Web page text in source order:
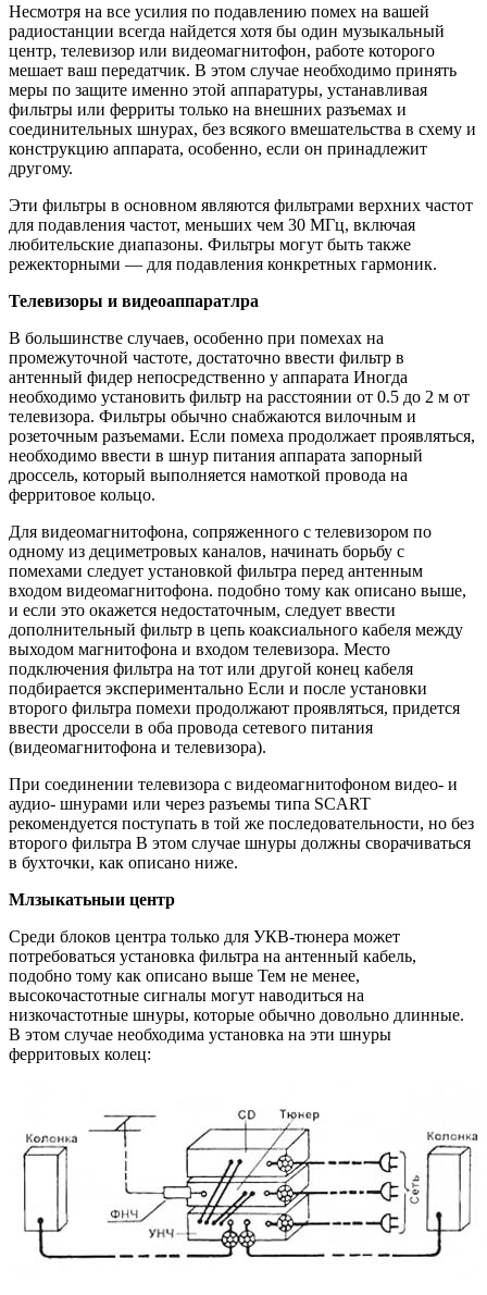
Несмотря на все усилия по подавлению помех на вашей
радиостанции всегда найдется хотя бы один музыкальный
центр, телевизор или видеомагнитофон, работе которого
мешает ваш передатчик. В этом случае необходимо принять
меры по защите именно этой аппаратуры, устанавливая
фильтры или ферриты только на внешних разъемах и
соединительных шнурах, без всякого вмешательства в схему и
конструкцию аппарата, особенно, если он принадлежит
другому.
Эти фильтры в основном являются фильтрами верхних частот
для подавления частот, меньших чем 30 МГц, включая
любительские диапазоны. Фильтры могут быть также
режекторными — для подавления конкретных гармоник.
Телевизоры и видеоаппаратлра
В большинстве случаев, особенно при помехах на
промежуточной частоте, достаточно ввести фильтр в
антенный фидер непосредственно у аппарата Иногда
необходимо установить фильтр на расстоянии от 0.5 до 2 м от
телевизора. Фильтры обычно снабжаются вилочным и
розеточным разъемами. Если помеха продолжает проявляться,
необходимо ввести в шнур питания аппарата запорный
дроссель, который выполняется намоткой провода на
ферритовое кольцо.
Для видеомагнитофона, сопряженного с телевизором по
одному из дециметровых каналов, начинать борьбу с
помехами следует установкой фильтра перед антенным
входом видеомагнитофона. подобно тому как описано выше,
и если это окажется недостаточным, следует ввести
дополнительный фильтр в цепь коаксиального кабеля между
выходом магнитофона и входом телевизора. Место
подключения фильтра на тот или другой конец кабеля
подбирается экспериментально Если и после установки
второго фильтра помехи продолжают проявляться, придется
ввести дроссели в оба провода сетевого питания
(видеомагнитофона и телевизора).
При соединении телевизора с видеомагнитофоном видео- и
аудио- шнурами или через разъемы типа SCART
рекомендуется поступать в той же последовательности, но без
второго фильтра В этом случае шнуры должны сворачиваться
в бухточки, как описано ниже.
Млзыкатьныи центр
Среди блоков центра только для УКВ-тюнера может
потребоваться установка фильтра на антенный кабель,
подобно тому как описано выше Тем не менее,
высокочастотные сигналы могут наводиться на
низкочастотные шнуры, которые обычно довольно длинные.
В этом случае необходима установка на эти шнуры
ферритовых колец: